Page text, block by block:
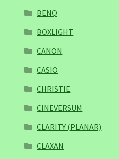
BENQ
BOXLIGHT
CANON
CASIO
CHRISTIE
CINEVERSUM
CLARITY (PLANAR)
CLAXAN